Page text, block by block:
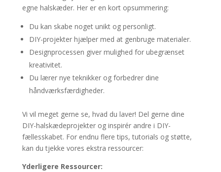
egne halskæder. Her er en kort opsummering:
Du kan skabe noget unikt og personligt.
DIY-projekter hjælper med at genbruge materialer.
Designprocessen giver mulighed for ubegrænset
kreativitet.
Du lærer nye teknikker og forbedrer dine
håndværksfærdigheder.
Vi vil meget gerne se, hvad du laver! Del gerne dine
DIY-halskædeprojekter og inspirér andre i DIY-
fællesskabet. For endnu flere tips, tutorials og støtte,
kan du tjekke vores ekstra ressourcer:
Yderligere Ressourcer: